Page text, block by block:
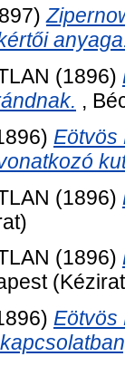
(1896)
,
Eötvös
(1896)
(1896)
Eötvös